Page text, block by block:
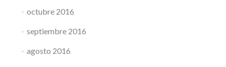
octubre 2016
septiembre 2016
agosto 2016